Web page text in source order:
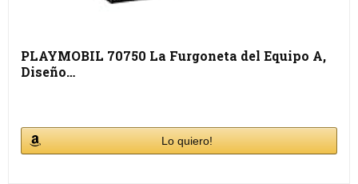
PLAYMOBIL 70750 La Furgoneta del Equipo A,
Diseño…
Lo quiero!